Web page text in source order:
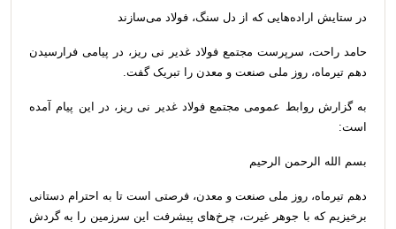
در ستایش اراده‌هایی که از دل سنگ، فولاد می‌سازند
حامد راحت، سرپرست مجتمع فولاد غدیر نی ریز، در پیامی فرارسیدن
دهم تیرماه، روز ملی صنعت و معدن را تبریک گفت.
به گزارش روابط عمومی مجتمع فولاد غدیر نی ریز، در این پیام آمده
است:
بسم الله الرحمن الرحیم
دهم تیرماه، روز ملی صنعت و معدن، فرصتی است تا به احترام دستانی
برخیزیم که با جوهر غیرت، چرخ‌های پیشرفت این سرزمین را به گردش